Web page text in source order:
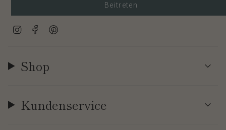
Beitreten
InstagramFacebook
Shop
Kundenservice